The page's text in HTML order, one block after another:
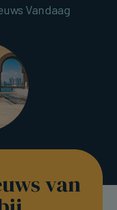
Vandaag
van